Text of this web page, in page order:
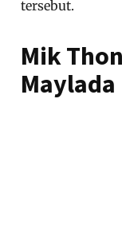
tersebut.
Mik
Maylada